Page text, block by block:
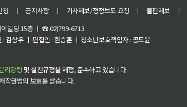
청 ㅣ 공지사항 ㅣ 기사제보/정정보도 요청 ㅣ 불편제보 ㅣ
이빌딩 15층 ㅣ ☎ 02)799-6713
김상우 ㅣ 편집인 : 한승훈 ㅣ 청소년보호책임자 : 공도윤
리강령 및 실천규정을 제정, 준수하고 있습니다.
작권법의 보호를 받습니다.